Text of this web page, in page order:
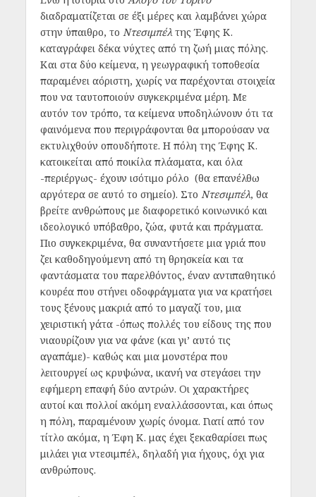
διαδραματίζεται σε έξι μέρες και λαμβάνει χώρα
στην ύπαιθρο, το Ντεσιμπέλ της Έφης Κ.
καταγράφει δέκα νύχτες από τη ζωή μιας πόλης.
Και στα δύο κείμενα, η γεωγραφική τοποθεσία
παραμένει αόριστη, χωρίς να παρέχονται στοιχεία
που να ταυτοποιούν συγκεκριμένα μέρη. Με
αυτόν τον τρόπο, τα κείμενα υποδηλώνουν ότι τα
φαινόμενα που περιγράφονται θα μπορούσαν να
εκτυλιχθούν οπουδήποτε. Η πόλη της Έφης Κ.
κατοικείται από ποικίλα πλάσματα, και όλα
-περιέργως- έχουν ισότιμο ρόλο (θα επανέλθω
αργότερα σε αυτό το σημείο). Στο Ντεσιμπέλ, θα
βρείτε ανθρώπους με διαφορετικό κοινωνικό και
ιδεολογικό υπόβαθρο, ζώα, φυτά και πράγματα.
Πιο συγκεκριμένα, θα συναντήσετε μια γριά που
ζει καθοδηγούμενη από τη θρησκεία και τα
φαντάσματα του παρελθόντος, έναν αντιπαθητικό
κουρέα που στήνει οδοφράγματα για να κρατήσει
τους ξένους μακριά από το μαγαζί του, μια
χειριστική γάτα -όπως πολλές του είδους της που
νιαουρίζουν για να φάνε (και γι’ αυτό τις
αγαπάμε)- καθώς και μια μονστέρα που
λειτουργεί ως κρυψώνα, ικανή να στεγάσει την
εφήμερη επαφή δύο αντρών. Οι χαρακτήρες
αυτοί και πολλοί ακόμη εναλλάσσονται, και όπως
η πόλη, παραμένουν χωρίς όνομα. Γιατί από τον
τίτλο ακόμα, η Έφη Κ. μας έχει ξεκαθαρίσει πως
μιλάει για ντεσιμπέλ, δηλαδή για ήχους, όχι για
ανθρώπους.